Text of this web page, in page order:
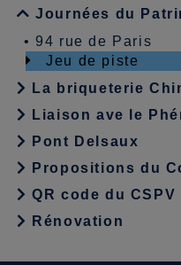
Journées du
•94 rue de Paris
Jeu de piste
La briqueterie
Liaison ave le
Pont Delsaux
Propositions du
QR code du CSPV
Rénovation